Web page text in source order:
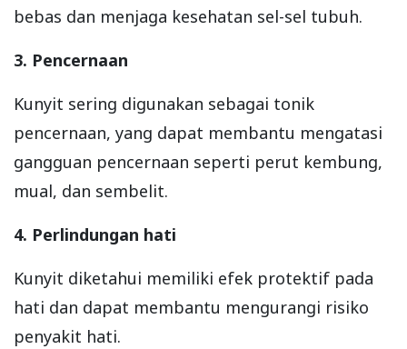
bebas dan menjaga kesehatan sel-sel tubuh.
3. Pencernaan
Kunyit sering digunakan sebagai tonik
pencernaan, yang dapat membantu mengatasi
gangguan pencernaan seperti perut kembung,
mual, dan sembelit.
4. Perlindungan hati
Kunyit diketahui memiliki efek protektif pada
hati dan dapat membantu mengurangi risiko
penyakit hati.